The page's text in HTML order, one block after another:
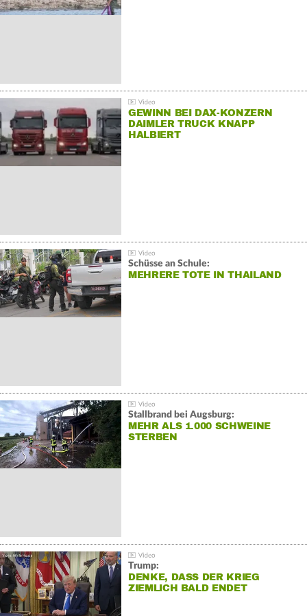
GEWINN BEI DAX-KONZERN
DAIMLER TRUCK KNAPP
HALBIERT
Schüsse an Schule:
MEHRERE TOTE IN THAILAND
Stallbrand bei Augsburg:
MEHR ALS 1.000 SCHWEINE
STERBEN
Trump:
DENKE, DASS DER KRIEG
ZIEMLICH BALD ENDET